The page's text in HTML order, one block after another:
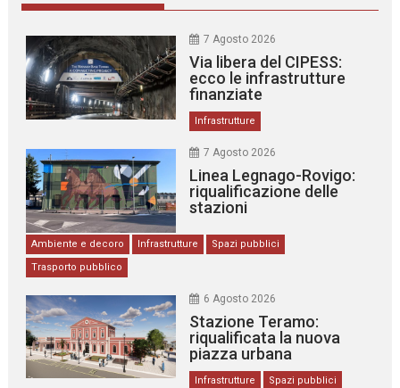
7 Agosto 2026
Via libera del CIPESS:
ecco le infrastrutture
finanziate
Infrastrutture
7 Agosto 2026
Linea Legnago-Rovigo:
riqualificazione delle
stazioni
Ambiente e decoro Infrastrutture
Spazi pubblici
Trasporto pubblico
6 Agosto 2026
Stazione Teramo:
riqualificata la nuova
piazza urbana
Infrastrutture Spazi pubblici